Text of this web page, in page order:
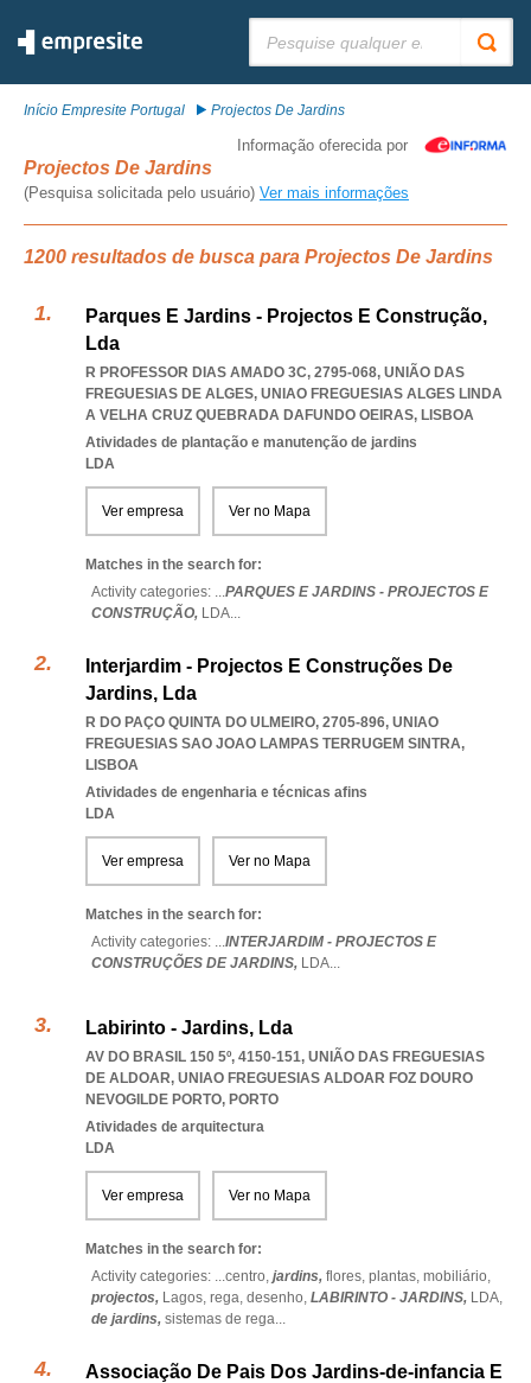
Início Empresite Portugal Projectos De Jardins
Informação oferecida por
Projectos De Jardins
(Pesquisa solicitada pelo usuário) Ver mais informações
1200 resultados de busca para Projectos De Jardins
Parques E Jardins - Projectos E Construção,
Lda
R PROFESSOR DIAS AMADO 3C, 2795-068, UNIÃO DAS
FREGUESIAS DE ALGES, UNIAO FREGUESIAS ALGES LINDA
A VELHA CRUZ QUEBRADA DAFUNDO OEIRAS, LISBOA
Atividades de plantação e manutenção de jardins
LDA
Ver empresa Ver no Mapa
Matches in the search for:
Activity categories: ...PARQUES E JARDINS - PROJECTOS E
CONSTRUÇÃO, LDA...
Interjardim - Projectos E Construções De
Jardins, Lda
R DO PAÇO QUINTA DO ULMEIRO, 2705-896, UNIAO
FREGUESIAS SAO JOAO LAMPAS TERRUGEM SINTRA,
LISBOA
Atividades de engenharia e técnicas afins
LDA
Ver empresa Ver no Mapa
Matches in the search for:
Activity categories: ...INTERJARDIM - PROJECTOS E
CONSTRUÇÕES DE JARDINS, LDA...
Labirinto - Jardins, Lda
AV DO BRASIL 150 5º, 4150-151, UNIÃO DAS FREGUESIAS
DE ALDOAR, UNIAO FREGUESIAS ALDOAR FOZ DOURO
NEVOGILDE PORTO, PORTO
Atividades de arquitectura
LDA
Ver empresa Ver no Mapa
Matches in the search for:
Activity categories: ...centro, jardins, flores, plantas, mobiliário,
projectos, Lagos, rega, desenho, LABIRINTO - JARDINS, LDA,
de jardins, sistemas de rega...
Associação De Pais Dos Jardins-de-infancia E